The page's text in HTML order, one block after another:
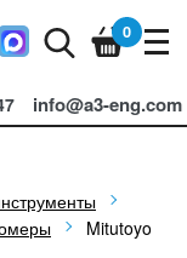
info@a3-eng.com
0
Mitutoyo